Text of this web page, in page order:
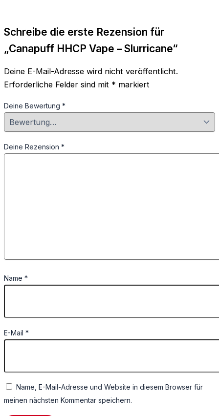
Schreibe die erste Rezension für
„Canapuff HHCP Vape – Slurricane“
Deine E-Mail-Adresse wird nicht veröffentlicht.
Erforderliche Felder sind mit * markiert
Deine Bewertung *
Deine Rezension *
Name *
E-Mail *
Name, E-Mail-Adresse und Website in diesem Browser für
meinen nächsten Kommentar speichern.